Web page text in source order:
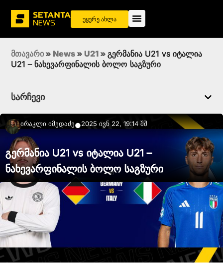
უყურე ახლა
მთავარი » News » U21 » გერმანია U21 vs იტალია
U21 – ნახევარფინალის ბოლო საგზური
სარჩევი
Ირაკლი Იმედაძე●2025 ივნ 22, 19:14 შშ
გერმანია U21 vs იტალია U21 –
ნახევარფინალის ბოლო საგზური